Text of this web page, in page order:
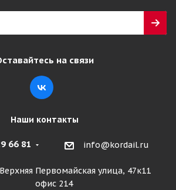
Подробнеена связи
Наши контакты
66 81 info@kordail.ru
Первомайская улица, 47к11
офис 214